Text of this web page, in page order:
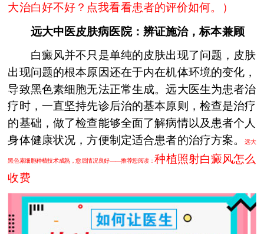
大治白好不好？点我看看患者的评价如何。
）
远大中医皮肤病医院：辨证施治，标本兼顾
白癜风并不只是单纯的皮肤出现了问题，皮肤
出现问题的根本原因还在于内在机体环境的变化，
导致黑色素细胞无法正常生成。远大医生为患者治
疗时，一直坚持先诊后治的基本原则，检查是治疗
的基础，做了检查能够全面了解病情以及患者个人
身体健康状况，方便制定适合患者的治疗方案。远大
黑色素细胞种植技术成熟，愈后情况良好——推荐您阅读：种植照射白癜风怎么
收费